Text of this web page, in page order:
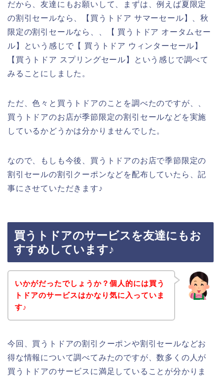
だから、友達にもお願いして、まずは、例えば夏限定
の割引セールなら、【買うトドア サマーセール】、秋
限定の割引セールなら、、【 買うトドア オータムセー
ル】という感じで【 買うトドア ウィンターセール】
【買うトドア スプリングセール】という感じで調べて
みることにしました。
ただ、色々と買うトドアのことを調べたのですが、、
買うトドアのお店が季節限定の割引セールなどを実施
しているかどうかは分かりませんでした。
なので、もしも今後、買うトドアのお店で季節限定の
割引セールの割引クーポンなどを配布していたら、記
事にさせていただきます♪
買うトドアのサービスを友達にもお
すすめしています♪
いかがだったでしょうか？個人的には買う
トドアのサービスはかなり気に入っていま
す♪
今回、買うトドアの割引クーポンや割引セールなどお
得な情報について調べてみたのですが、数多くの人が
買うトドアのサービスに満足していることが分かりま